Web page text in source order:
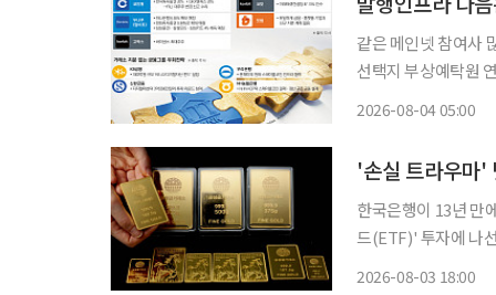
같은 메인넷 참여사
선택지 부상예탁원 연계 테
2026-08-04 05:00
'손실 트라우마'
한국은행이 13년 만
드(ETF)' 투자에 나
2026-08-03 18:00